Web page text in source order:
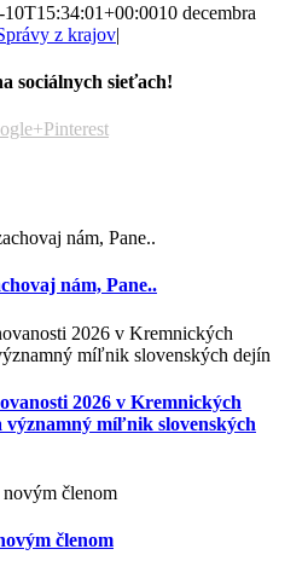
10T15:34:01+00:0010 decembra
z krajov|
sociálnych sieťach!
Pinterest
nám, Pane..
2026 v Kremnických
významný míľnik slovenských
členom